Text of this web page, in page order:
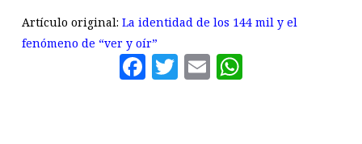
Artículo original: La identidad de los 144 mil y el
fenómeno de “ver y oír”
Facebook
Twitter
Email